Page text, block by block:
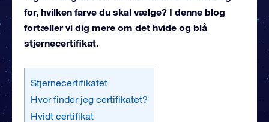
for, hvilken farve du skal vælge? I denne blog
fortæller vi dig mere om det hvide og blå
stjernecertifikat.
Stjernecertifikatet
Hvor finder jeg certifikatet?
Hvidt certifikat